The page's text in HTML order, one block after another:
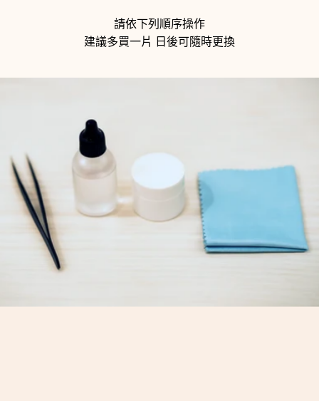
請依下列順序操作
建議多買一片 日後可隨時更換